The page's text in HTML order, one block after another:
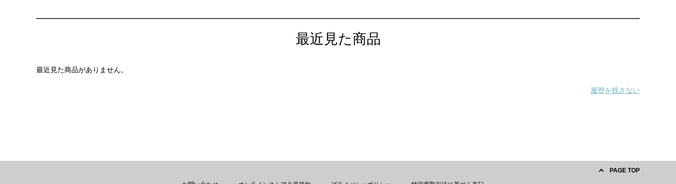
最近見た商品
最近見た商品がありません。
履歴を残さない
PAGE TOP